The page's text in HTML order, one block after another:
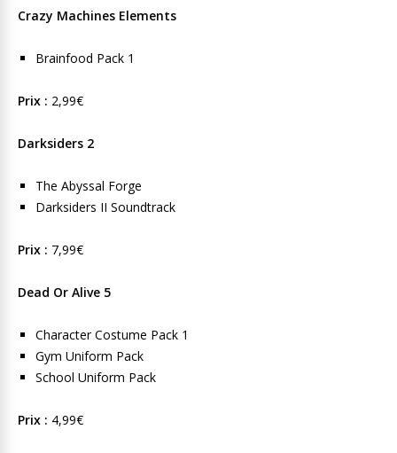
Crazy Machines Elements
Brainfood Pack 1
Prix : 2,99€
Darksiders 2
The Abyssal Forge
Darksiders II Soundtrack
Prix : 7,99€
Dead Or Alive 5
Character Costume Pack 1
Gym Uniform Pack
School Uniform Pack
Prix : 4,99€